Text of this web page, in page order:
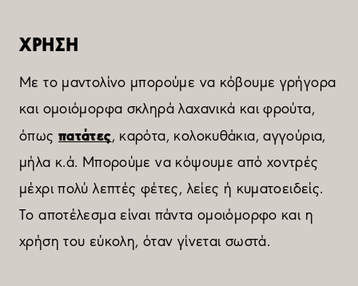
ΧΡΗΣΗ
Με το μαντολίνο μπορούμε να κόβουμε γρήγορα
και ομοιόμορφα σκληρά λαχανικά και φρούτα,
όπως πατάτες, καρότα, κολοκυθάκια, αγγούρια,
μήλα κ.ά. Μπορούμε να κόψουμε από χοντρές
μέχρι πολύ λεπτές φέτες, λείες ή κυματοειδείς.
Το αποτέλεσμα είναι πάντα ομοιόμορφο και η
χρήση του εύκολη, όταν γίνεται σωστά.